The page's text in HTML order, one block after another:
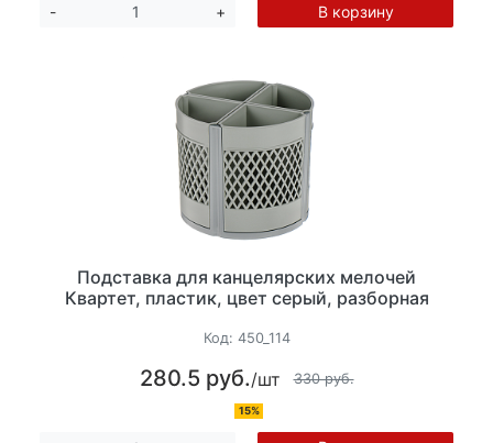
- + В корзину
Подставка для канцелярских мелочей
Квартет, пластик, цвет серый, разборная
Код: 450_114
280.5 руб./шт 330 руб.
15%